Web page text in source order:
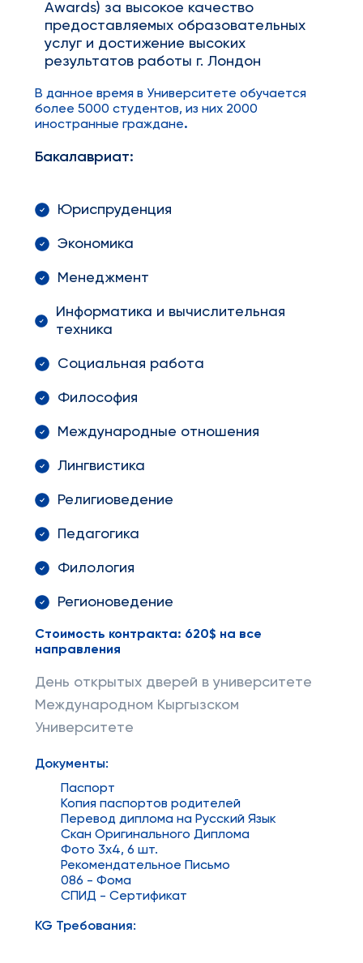
Awards) за высокое качество
предоставляемых образовательных
услуг и достижение высоких
результатов работы г. Лондон
В данное время в Университете обучается
более 5000 студентов, из них 2000
иностранные граждане.
Бакалавриат:
Юриспруденция
Экономика
Менеджмент
Информатика и вычислительная
техника
Социальная работа
Философия
Международные отношения
Лингвистика
Религиоведение
Педагогика
Филология
Регионоведение
Стоимость контракта: 620$ на все
направления
День открытых дверей в университете
Международном Кыргызском
Университете
Документы:
Паспорт
Копия паспортов родителей
Перевод диплома на Русский Язык
Скан Оригинального Диплома
Фото 3x4, 6 шт.
Рекомендательное Письмо
086 - Фома
СПИД - Сертификат
KG Требования: